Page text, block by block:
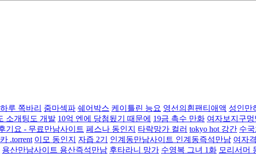
루 쪽바리 줌마섹파 쉐어박스 케이틀린 능요 영선의흰팬티애액 성인만
소개팅도 개발 10억 엔에 당첨됬기 때문에 19금 촉수 만화 여자보지구멍
기요 - 무료만남사이트 페스나 동인지 타락망가 컬러 tokyo hot 강간 수국
.torrent 이모 동인지 자즙 2기 인계동만남사이트 인계동즉석만남 여자
용산만남사이트 용산즉석만남 후타라니 망가 수영복 그녀 1화 모리서머